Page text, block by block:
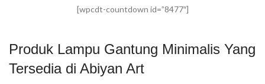
[wpcdt-countdown id=”8477″]
Produk Lampu Gantung Minimalis Yang
Tersedia di Abiyan Art